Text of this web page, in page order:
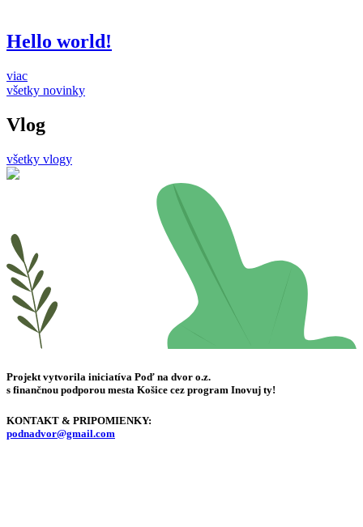
Hello world!
viac
všetky novinky
Vlog
všetky vlogy
Projekt vytvorila iniciatíva Poď na dvor o.z.
s finančnou podporou mesta Košice cez program Inovuj ty!
KONTAKT & PRIPOMIENKY:
podnadvor@gmail.com